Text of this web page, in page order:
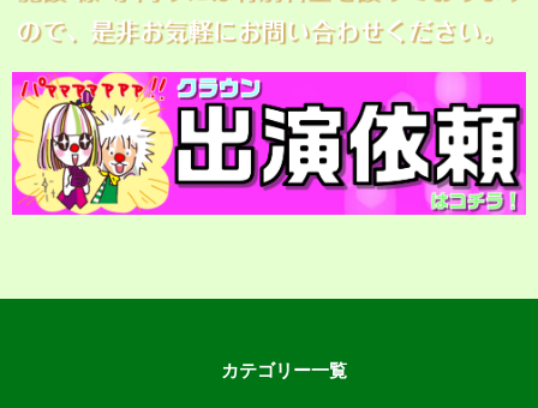
カテゴリー一覧